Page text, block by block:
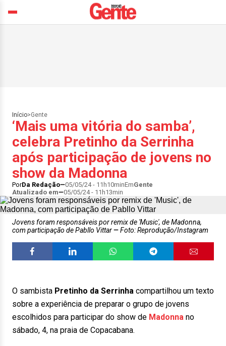
Início>Gente
‘Mais uma vitória do samba’,
celebra Pretinho da Serrinha
após participação de jovens no
show da Madonna
PorDa Redação 05/05/24 - 11h10minEmGente
Atualizado em
05/05/24 - 11h13min
Jovens foram responsáveis por remix de 'Music', de Madonna,
com participação de Pabllo Vittar
Foto: Reprodução/Instagram
O sambista Pretinho da Serrinha compartilhou um texto
sobre a experiência de preparar o grupo de jovens
escolhidos para participar do show de Madonna no
sábado, 4, na praia de Copacabana.